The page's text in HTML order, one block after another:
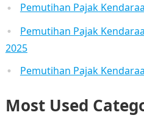
Pemutihan Pajak
Pemutihan Pajak
2025
Pemutihan Pajak
Most Used